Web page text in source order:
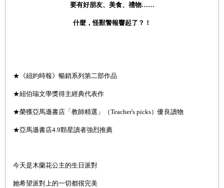
要有好朋友、美食、禮物……
什麼，怪獸警報響起了？！
★《紐約時報》暢銷系列第二部作品
★紐伯瑞文學獎得主經典代表作
★榮獲亞馬遜書店「教師精選」（Teacher's picks）優良讀物
★亞馬遜書店4.9顆星讀者強烈推薦
今天是木蘭花公主的生日派對
她希望派對上的一切都很完美